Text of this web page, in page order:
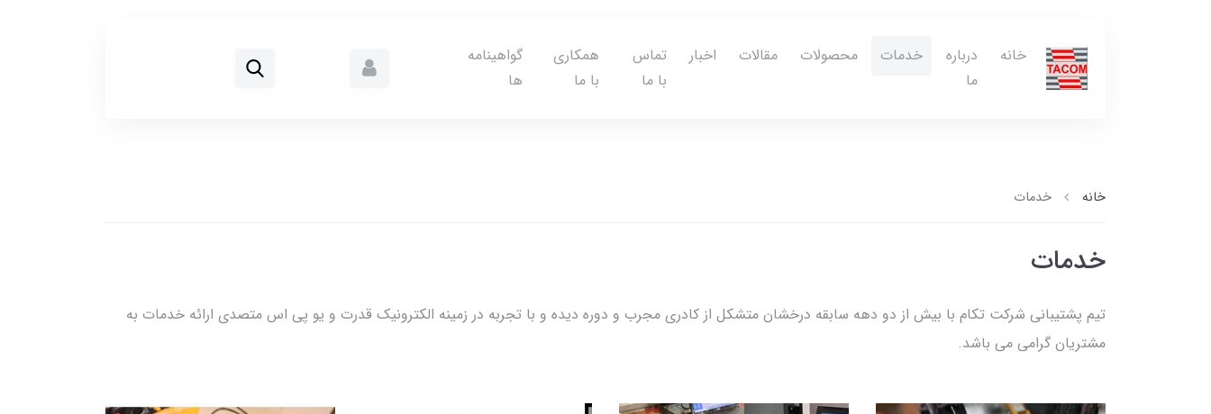
خانه
درباره
ما
خدمات محصولات مقالات اخبار
تماس
با ما
همکاری
با ما
گواهینامه
ها
خانه خدمات
خدمات
تیم پشتیبانی شرکت تکام با بیش از دو دهه سابقه درخشان متشکل از کادری مجرب و دوره دیده و با تجربه در زمینه الکترونیک قدرت و یو پی اس متصدی ارائه خدمات به
مشتریان گرامی می باشد.